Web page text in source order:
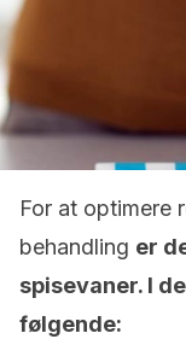
For at optimere
behandling er
spisevaner. I
følgende: